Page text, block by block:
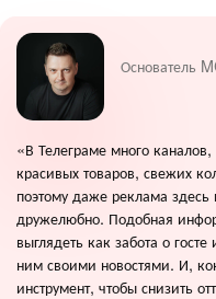
Основатель
«В Телеграме много
красивых товаров, свежих
поэтому даже реклама
дружелюбно. Подобная
выглядеть как забота о
ним своими новостями. И,
инструмент, чтобы снизить